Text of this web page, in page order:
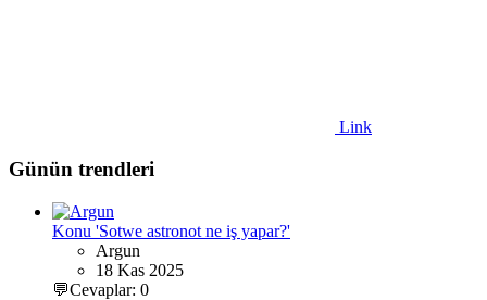
Link
Günün trendleri
Konu 'Sotwe astronot ne iş yapar?'
Argun
18 Kas 2025
💬Cevaplar: 0